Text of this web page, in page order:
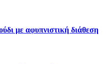
με αφυπνιστική διάθεση